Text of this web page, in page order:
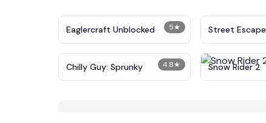
5★
Eaglercraft Unblocked Street Escape
4.8★
Chilly Guy: Sprunky Snow Rider 2